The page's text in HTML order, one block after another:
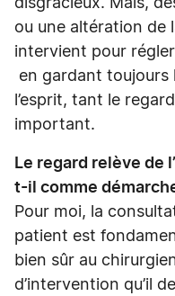
disgracieux. Mais,
ou une altération de
intervient pour
en gardant toujours
l’esprit, tant le
important.
Le regard relève de
t-il comme
Pour moi, la
patient est
bien sûr au
d’intervention qu’il